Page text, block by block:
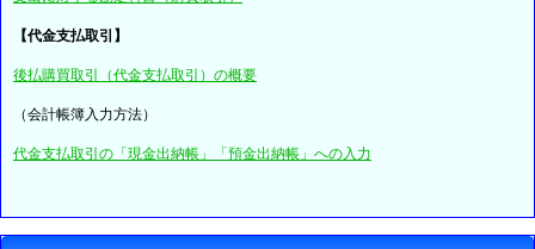
【代金支払取引】
後払購買取引（代金支払取引）の概要
（会計帳簿入力方法）
代金支払取引の「現金出納帳」「預金出納帳」への入力